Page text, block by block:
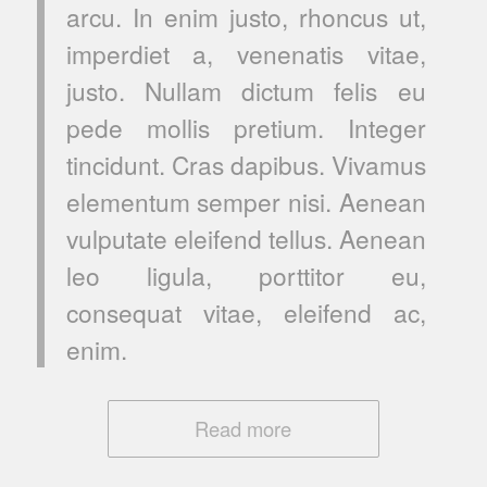
arcu. In enim justo, rhoncus ut,
imperdiet a, venenatis vitae,
justo. Nullam dictum felis eu
pede mollis pretium. Integer
tincidunt. Cras dapibus. Vivamus
elementum semper nisi. Aenean
vulputate eleifend tellus. Aenean
leo ligula, porttitor eu,
consequat vitae, eleifend ac,
enim.
Read more